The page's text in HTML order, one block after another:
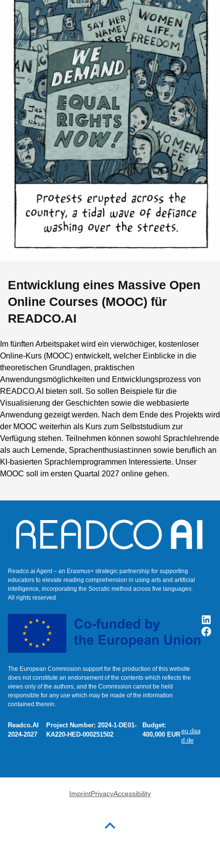
Entwicklung eines Massive Open
Online Courses (MOOC) für
READCO.AI
Im fünften Arbeitspaket wird ein vierwöchiger, kostenloser
Online-Kurs (MOOC) entwickelt, welcher Einblicke in die
theoretischen Grundlagen, praktischen
Anwendungsmöglichkeiten und Entwicklungsprozess von
READCO.AI bieten soll. So sollen Beispiele für die
Visualisierung der Geschichten sowie die webbasierte
Anwendung gezeigt werden. Nach dem Ende des Projekts wird
der MOOC weiterhin als Kurs zum Selbststudium zur
Verfügung stehen. Teilnehmen können sowohl Sprachlehrende
als auch Lernende, Sprachenthusiast:innen sowie beruflich an
KI-basierten Sprachlernprogrammen Interessierte. Unser
MOOC soll im ersten Quartal 2027 online gehen.
Zurück zur Hauptnavigation springen
Readco.ai Agent – an Erasmus+ strategic partnership for supporting
educators to elevate reading comprehension in using arts and artificial
intelligence, incorporating the Socratic method across five languages.
All rights reserved
The European Commission support for the production of this website
does not constitute an endorsement of the contents which reflects the
views only of the authors, and the Commission cannot be held
responsible for any use which may be made of the information
contained therein.
Readco.AI
2024-2027
Project Number: 2024-1-DE01-
KA220-HED-000251502
Budget:
400,000 EUReu.daa
d.de
ImprintPrivacyAccessibility